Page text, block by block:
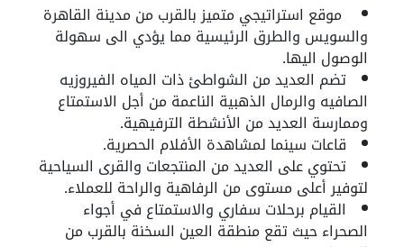
موقع استراتيجي متميز بالقرب من مدينة القاهرة
والسويس والطرق الرئيسية مما يؤدي الى سهولة
الوصول اليها.
تضم العديد من الشواطئ ذات المياه الفيروزيه
الصافيه والرمال الذهبية الناعمة من أجل الاستمتاع
وممارسة العديد من الأنشطة الترفيهية.
قاعات سينما لمشاهدة الأفلام الحصرية.
تحتوي على العديد من المنتجعات والقرى السياحية
لتوفير أعلى مستوى من الرفاهية والراحة للعملاء.
القيام برحلات سفاري والاستمتاع في أجواء
الصحراء حيث تقع منطقة العين السخنة بالقرب من